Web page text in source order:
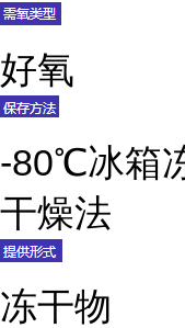
好氧
-80℃冰箱
干燥法
冻干物